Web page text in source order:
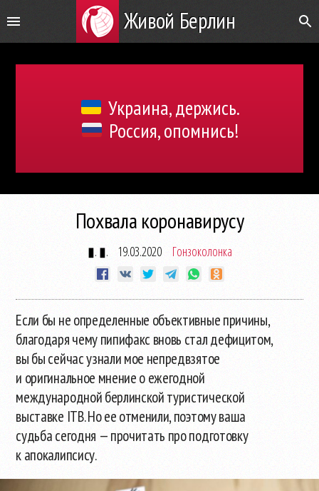
Живой Берлин
Украина, держись.
Россия, опомнись!
Похвала коронавирусу
▮. ▮. 19.03.2020 Гонзоколонка
Если бы не определенные объективные причины,
благодаря чему пипифакс вновь стал дефицитом,
вы бы сейчас узнали мое непредвзятое
и оригинальное мнение о ежегодной
международной берлинской туристической
выставке ITB. Но ее отменили, поэтому ваша
судьба сегодня — прочитать про подготовку
к апокалипсису.